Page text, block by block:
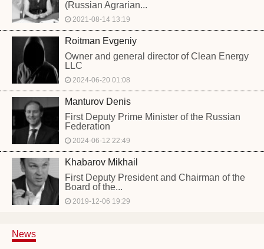
(Russian Agrarian...
2021-08-14 13:19
Roitman Evgeniy
Owner and general director of Clean Energy
LLC
2024-06-20 01:08
Manturov Denis
First Deputy Prime Minister of the Russian
Federation
2024-06-12 22:49
Khabarov Mikhail
First Deputy President and Chairman of the
Board of the...
2019-12-06 19:29
News